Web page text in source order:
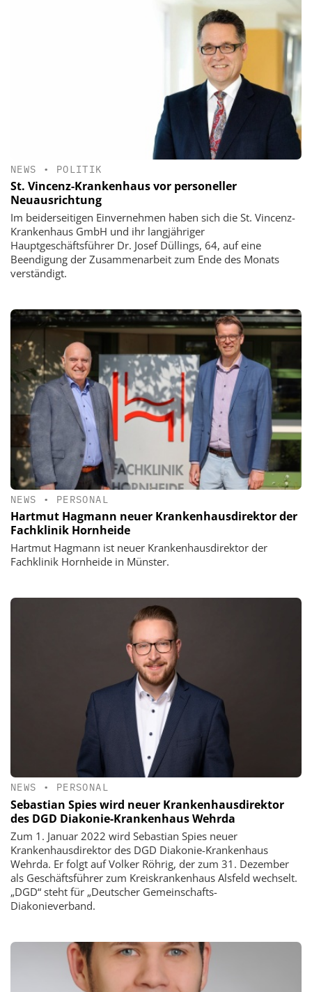
NEWS • POLITIK
St. Vincenz-Krankenhaus vor personeller
Neuausrichtung
Im beiderseitigen Einvernehmen haben sich die St. Vincenz-
Krankenhaus GmbH und ihr langjähriger
Hauptgeschäftsführer Dr. Josef Düllings, 64, auf eine
Beendigung der Zusammenarbeit zum Ende des Monats
verständigt.
NEWS • PERSONAL
Hartmut Hagmann neuer Krankenhausdirektor der
Fachklinik Hornheide
Hartmut Hagmann ist neuer Krankenhausdirektor der
Fachklinik Hornheide in Münster.
NEWS • PERSONAL
Sebastian Spies wird neuer Krankenhausdirektor
des DGD Diakonie-Krankenhaus Wehrda
Zum 1. Januar 2022 wird Sebastian Spies neuer
Krankenhausdirektor des DGD Diakonie-Krankenhaus
Wehrda. Er folgt auf Volker Röhrig, der zum 31. Dezember
als Geschäftsführer zum Kreiskrankenhaus Alsfeld wechselt.
„DGD“ steht für „Deutscher Gemeinschafts-
Diakonieverband.